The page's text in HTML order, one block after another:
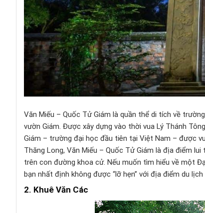
Văn Miếu – Quốc Tử Giám là quần thể di tích về
vườn Giám. Được xây dựng vào thời vua Lý Thánh
Giám – trường đại học đầu tiên tại Việt Nam – được
Thăng Long, Văn Miếu – Quốc Tử Giám là địa điểm
trên con đường khoa cử. Nếu muốn tìm hiểu về một
bạn nhất định không được “lỡ hẹn” với địa điểm du lịch
2. Khuê Văn Các